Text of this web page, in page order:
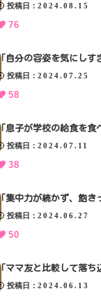
投稿日 2024.08.15
76
「自分の容姿を気にしす
投稿日 2024.07.25
58
「息子が学校の給食を食
投稿日 2024.07.11
38
「集中力が続かず、飽き
投稿日 2024.06.27
50
「ママ友と比較して落ち
投稿日 2024.06.13